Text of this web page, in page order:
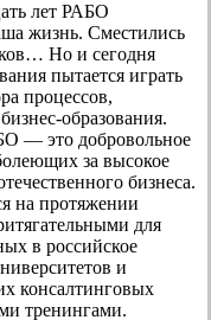
лет РАБО
жизнь. Сместились
Но и сегодня
пытается играть
процессов,
образования.
— это добровольное
за высокое
бизнеса.
на протяжении
для
в российское
и
консалтинговых
тренингами.